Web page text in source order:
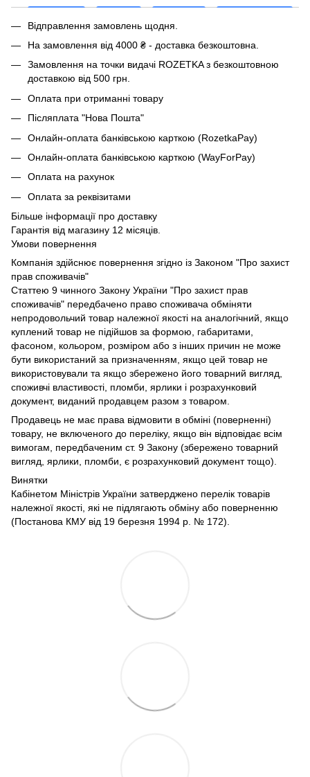
Відправлення замовлень щодня.
На замовлення від 4000 ₴ - доставка безкоштовна.
Замовлення на точки видачі ROZETKA з безкоштовною
доставкою від 500 грн.
Оплата при отриманні товару
Післяплата "Нова Пошта"
Онлайн-оплата банківською карткою (RozetkaPay)
Онлайн-оплата банківською карткою (WayForPay)
Оплата на рахунок
Оплата за реквізитами
Більше інформації про доставку
Гарантія від магазину 12 місяців.
Умови повернення
Компанія здійснює повернення згідно із Законом "Про захист
прав споживачів"
Статтею 9 чинного Закону України "Про захист прав
споживачів" передбачено право споживача обміняти
непродовольчий товар належної якості на аналогічний, якщо
куплений товар не підійшов за формою, габаритами,
фасоном, кольором, розміром або з інших причин не може
бути використаний за призначенням, якщо цей товар не
використовували та якщо збережено його товарний вигляд,
споживчі властивості, пломби, ярлики і розрахунковий
документ, виданий продавцем разом з товаром.
Продавець не має права відмовити в обміні (поверненні)
товару, не включеного до переліку, якщо він відповідає всім
вимогам, передбаченим ст. 9 Закону (збережено товарний
вигляд, ярлики, пломби, є розрахунковий документ тощо).
Винятки
Кабінетом Міністрів України затверджено перелік товарів
належної якості, які не підлягають обміну або поверненню
(Постанова КМУ від 19 березня 1994 р. № 172).